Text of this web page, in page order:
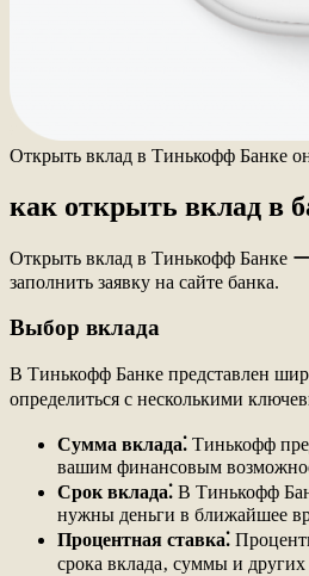
Открыть вклад в Тинькофф Банке
как открыть вклад в
Открыть вклад в Тинькофф Банке
заполнить заявку на сайте банка.
Выбор вклада
В Тинькофф Банке представлен
определиться с несколькими
Сумма вклада⁚ Тинькофф
вашим финансовым
Срок вклада⁚ В Тинькофф
нужны деньги в ближайшее
Процентная ставка⁚
срока вклада‚ суммы и